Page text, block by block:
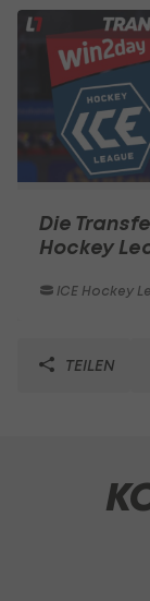
Die
Hockey
ICE Hockey
TEILEN